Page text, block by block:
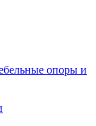
опоры и